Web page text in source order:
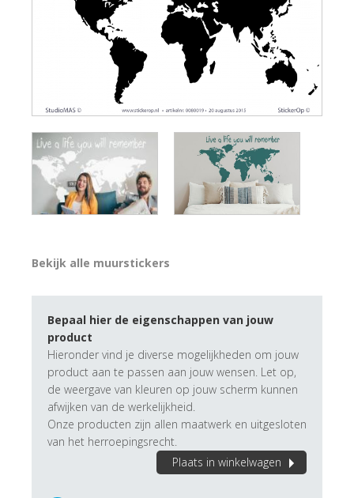
Bekijk alle muurstickers
Bepaal hier de eigenschappen van jouw
product
Hieronder vind je diverse mogelijkheden om jouw
product aan te passen aan jouw wensen. Let op,
de weergave van kleuren op jouw scherm kunnen
afwijken van de werkelijkheid.
Onze producten zijn allen maatwerk en uitgesloten
van het herroepingsrecht.
Plaats in winkelwagen